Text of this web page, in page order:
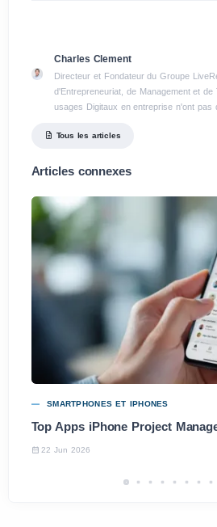
Charles Clement
Directeur et Fondateur du Groupe
d'Entrepreneuriat, de Management et de
usages Digitaux en entreprise n'ont pas
Tous les articles
Articles connexes
SMARTPHONES ET IPHONES
22 Jun 2026